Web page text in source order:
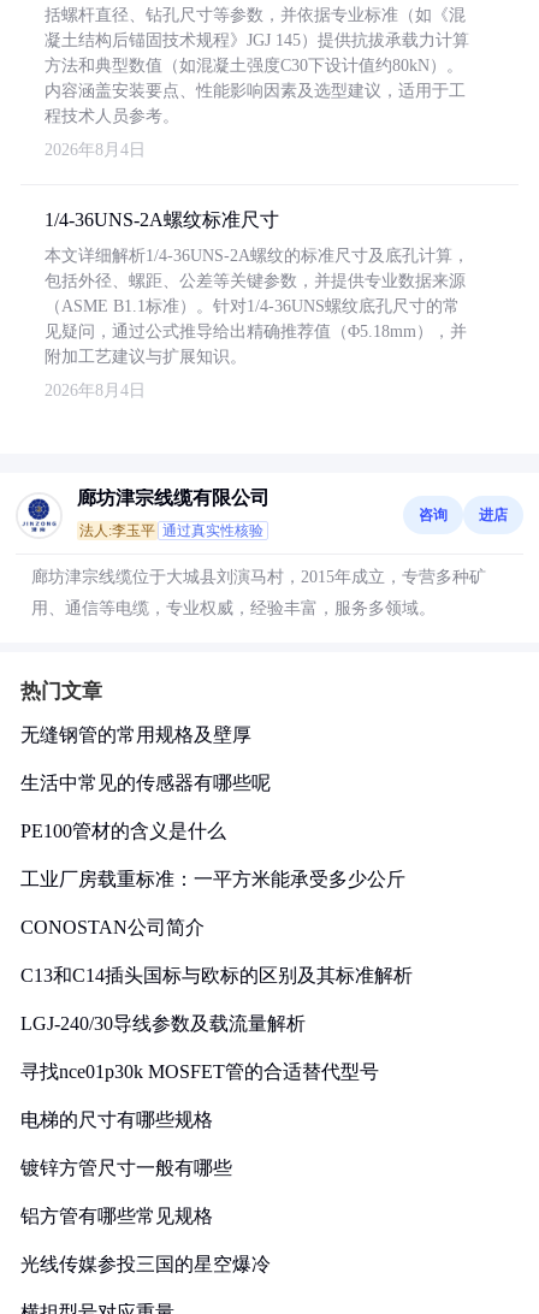
括螺杆直径、钻孔尺寸等参数，并依据专业标准（如《混
凝土结构后锚固技术规程》JGJ 145）提供抗拔承载力计算
方法和典型数值（如混凝土强度C30下设计值约80kN）。
内容涵盖安装要点、性能影响因素及选型建议，适用于工
程技术人员参考。
2026年8月4日
1/4-36UNS-2A螺纹标准尺寸
本文详细解析1/4-36UNS-2A螺纹的标准尺寸及底孔计算，
包括外径、螺距、公差等关键参数，并提供专业数据来源
（ASME B1.1标准）。针对1/4-36UNS螺纹底孔尺寸的常
见疑问，通过公式推导给出精确推荐值（Φ5.18mm），并
附加工艺建议与扩展知识。
2026年8月4日
廊坊津宗线缆有限公司
法人:李玉平 通过真实性核验
咨询 进店
廊坊津宗线缆位于大城县刘演马村，2015年成立，专营多种矿
用、通信等电缆，专业权威，经验丰富，服务多领域。
热门文章
无缝钢管的常用规格及壁厚
生活中常见的传感器有哪些呢
PE100管材的含义是什么
工业厂房载重标准：一平方米能承受多少公斤
CONOSTAN公司简介
C13和C14插头国标与欧标的区别及其标准解析
LGJ-240/30导线参数及载流量解析
寻找nce01p30k MOSFET管的合适替代型号
电梯的尺寸有哪些规格
镀锌方管尺寸一般有哪些
铝方管有哪些常见规格
光线传媒参投三国的星空爆冷